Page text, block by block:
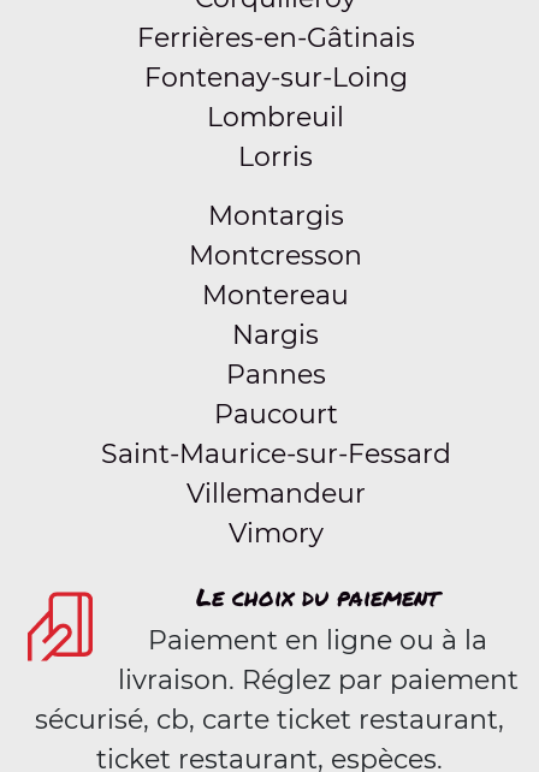
Ferrières-en-Gâtinais
Fontenay-sur-Loing
Lombreuil
Lorris
Montargis
Montcresson
Montereau
Nargis
Pannes
Paucourt
Saint-Maurice-sur-Fessard
Villemandeur
Vimory
Le choix du paiement
Paiement en ligne ou à la
livraison. Réglez par paiement
sécurisé, cb, carte ticket restaurant,
ticket restaurant, espèces.